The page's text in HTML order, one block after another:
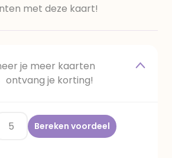
met deze kaart!
je meer kaarten
ontvang je korting!
Bereken voordeel